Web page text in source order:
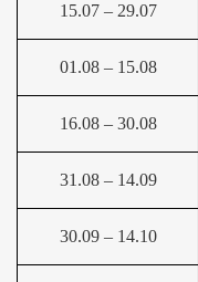
15.07 – 29.07
01.08 – 15.08
16.08 – 30.08
31.08 – 14.09
30.09 – 14.10